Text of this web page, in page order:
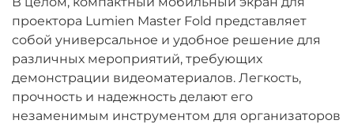
проектора Lumien Master Fold представляет
собой универсальное и удобное решение для
различных мероприятий, требующих
демонстрации видеоматериалов. Легкость,
прочность и надежность делают его
незаменимым инструментом для организаторов